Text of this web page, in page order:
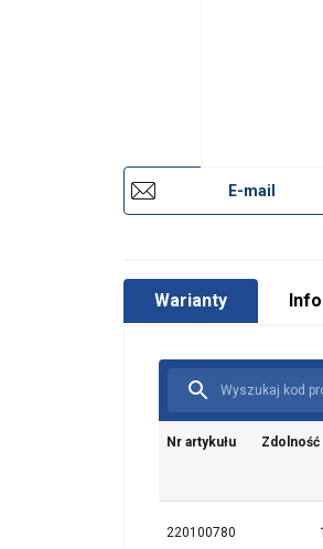
E-mail
Warianty
Nr artykułu Zdolność
220100780